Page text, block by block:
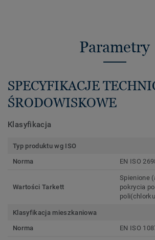
Parametry
SPECYFIKACJE
ŚRODOWISKOWE
Klasyfikacja
Typ produktu wg ISO
Norma
EN ISO
Wartości Tarkett
Spienione
pokrycia
Klasyfikacja mieszkaniowa
Norma
EN ISO